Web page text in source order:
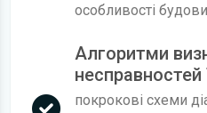
особливості
Алгоритми
покрокові схеми